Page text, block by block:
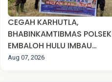
CEGAH KARHUTLA,
BHABINKAMTIBMAS POLSEK
EMBALOH HULU IMBAU
WARGA TIDAK MEMBAKAR
Aug 07, 2026